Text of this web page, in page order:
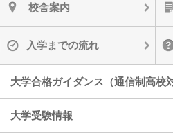
校舎案内
入学までの流れ
大学合格ガイダンス（通信制高校
大学受験情報